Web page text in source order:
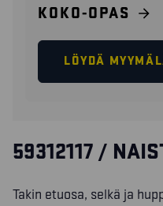
KOKO-OPAS
LÖYDÄ
59312117 /
Takin etuosa, selkä ja